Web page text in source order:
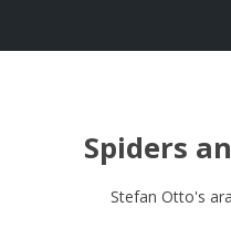
Spiders
Stefan Otto's